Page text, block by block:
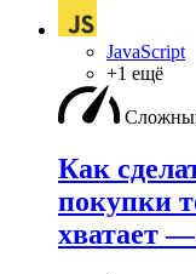
JavaScript
+1 ещё
Как
покупки
хватает